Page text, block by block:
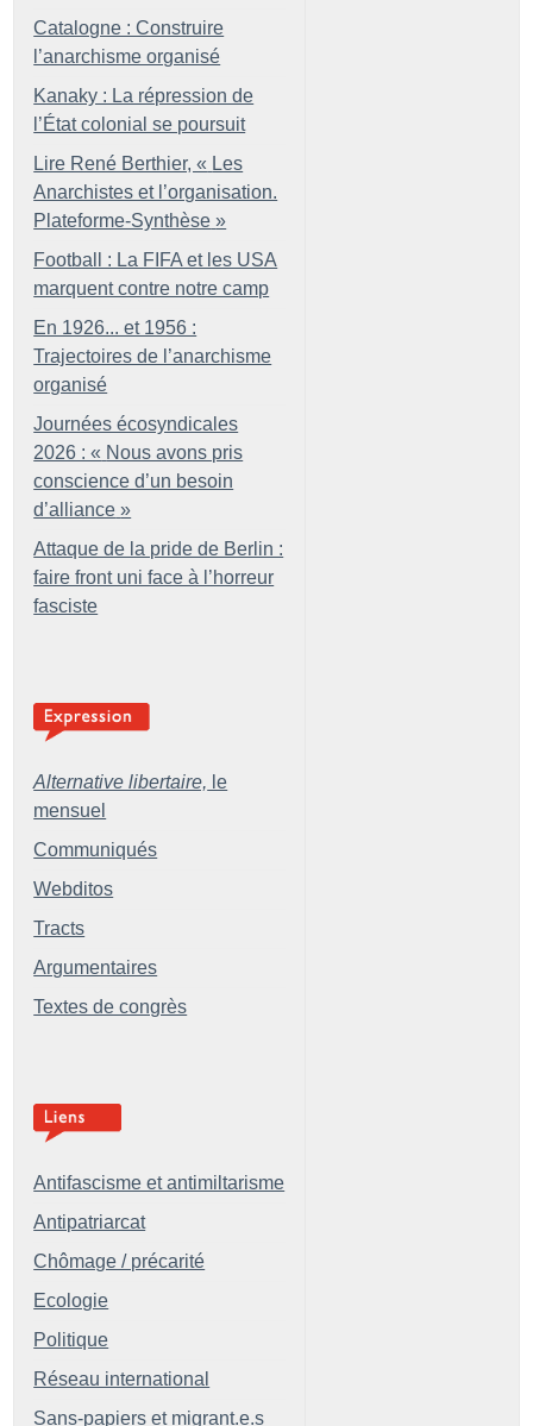
Catalogne : Construire
l’anarchisme organisé
Kanaky : La répression de
l’État colonial se poursuit
Lire René Berthier, « Les
Anarchistes et l’organisation.
Plateforme-Synthèse »
Football : La FIFA et les USA
marquent contre notre camp
En 1926... et 1956 :
Trajectoires de l’anarchisme
organisé
Journées écosyndicales
2026 : « Nous avons pris
conscience d’un besoin
d’alliance »
Attaque de la pride de Berlin :
faire front uni face à l’horreur
fasciste
Alternative libertaire, le
mensuel
Communiqués
Webditos
Tracts
Argumentaires
Textes de congrès
Antifascisme et antimiltarisme
Antipatriarcat
Chômage / précarité
Ecologie
Politique
Réseau international
Sans-papiers et migrant.e.s